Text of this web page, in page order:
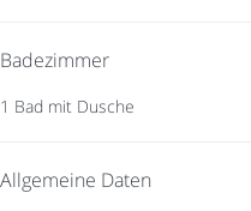
Badezimmer
1 Bad mit Dusche
Allgemeine Daten